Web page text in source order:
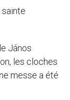
János
les cloches
messe a été